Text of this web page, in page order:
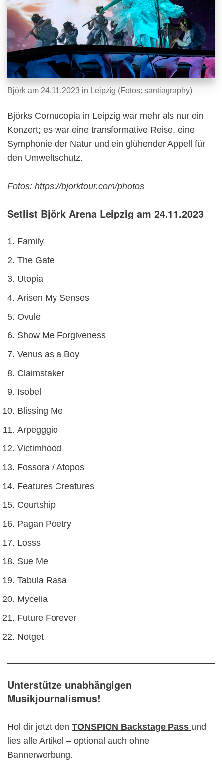
Björk am 24.11.2023 in Leipzig (Fotos: santiagraphy)
Björks Cornucopia in Leipzig war mehr als nur ein
Konzert; es war eine transformative Reise, eine
Symphonie der Natur und ein glühender Appell für
den Umweltschutz.
Fotos: https://bjorktour.com/photos
Setlist Björk Arena Leipzig am 24.11.2023
Family
The Gate
Utopia
Arisen My Senses
Ovule
Show Me Forgiveness
Venus as a Boy
Claimstaker
Isobel
Blissing Me
Arpegggio
Victimhood
Fossora / Atopos
Features Creatures
Courtship
Pagan Poetry
Losss
Sue Me
Tabula Rasa
Mycelia
Future Forever
Notget
Unterstütze unabhängigen
Musikjournalismus!
Hol dir jetzt den TONSPION Backstage Pass und
lies alle Artikel – optional auch ohne
Bannerwerbung.